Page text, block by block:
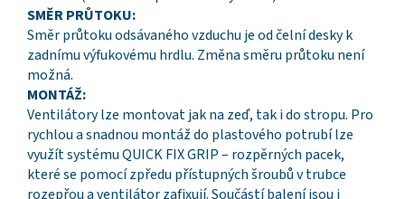
SMĚR PRŮTOKU:
Směr průtoku odsávaného vzduchu je od čelní desky k
zadnímu výfukovému hrdlu. Změna směru průtoku není
možná.
MONTÁŽ:
Ventilátory lze montovat jak na zeď, tak i do stropu. Pro
rychlou a snadnou montáž do plastového potrubí lze
využít systému QUICK FIX GRIP – rozpěrných pacek,
které se pomocí zpředu přístupných šroubů v trubce
rozepřou a ventilátor zafixují. Součástí balení jsou i